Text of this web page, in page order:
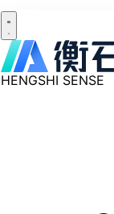
HENGSHI SENSE